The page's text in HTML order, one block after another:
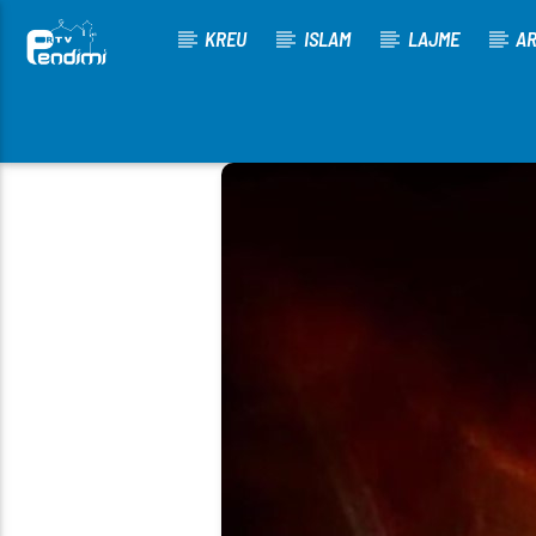
KREU ISLAM LAJME
[There are no radio stations in the database]